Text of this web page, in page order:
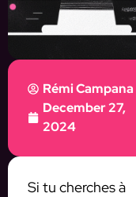
Rémi Campana
December 27,
2024
Si tu cherches à